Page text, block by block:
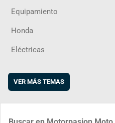
Equipamiento
Honda
Eléctricas
VER MÁS TEMAS